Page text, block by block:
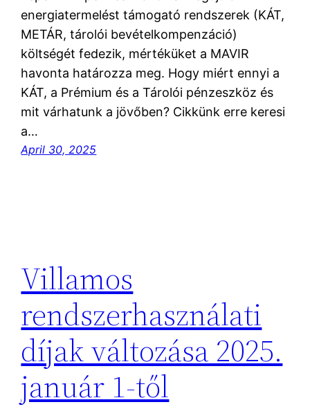
energiatermelést támogató rendszerek (KÁT,
METÁR, tárolói bevételkompenzáció)
költségét fedezik, mértéküket a MAVIR
havonta határozza meg. Hogy miért ennyi a
KÁT, a Prémium és a Tárolói pénzeszköz és
mit várhatunk a jövőben? Cikkünk erre keresi
a…
April 30, 2025
Villamos
rendszerhasználati
díjak változása 2025.
január 1-től